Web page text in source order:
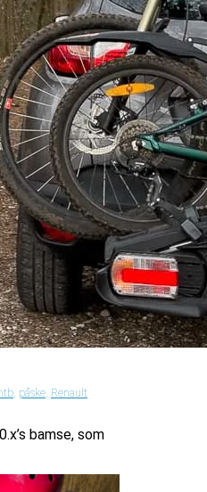
, påske, Renault
bamse, som